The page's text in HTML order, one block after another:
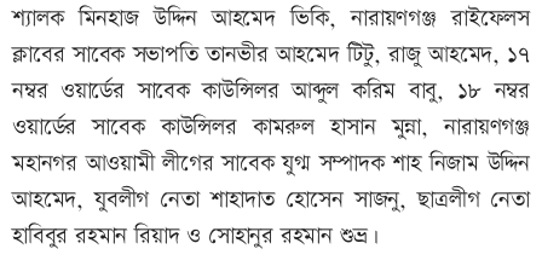
শ্যালক মিনহাজ উদ্দিন আহমেদ ভিকি, নারায়ণগঞ্জ রাইফেলস
ক্লাবের সাবেক সভাপতি তানভীর আহমেদ টিটু, রাজু আহমেদ, ১৭
নম্বর ওয়ার্ডের সাবেক কাউন্সিলর আব্দুল করিম বাবু, ১৮ নম্বর
ওয়ার্ডের সাবেক কাউন্সিলর কামরুল হাসান মুন্না, নারায়ণগঞ্জ
মহানগর আওয়ামী লীগের সাবেক যুগ্ম সম্পাদক শাহ নিজাম উদ্দিন
আহমেদ, যুবলীগ নেতা শাহাদাত হোসেন সাজনু, ছাত্রলীগ নেতা
হাবিবুর রহমান রিয়াদ ও সোহানুর রহমান শুভ্র।